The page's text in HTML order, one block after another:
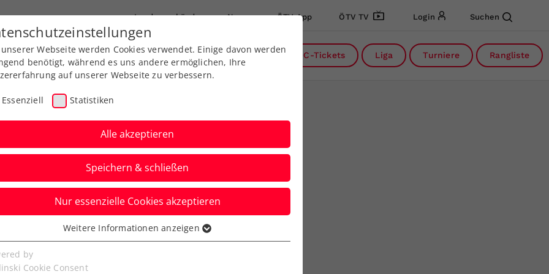
Landesverbände News ÖTV App ÖTV TV Login Suchen
Ausbildung Services Über uns DC-Tickets Liga Turniere Rangliste
Halbfinalmatch von
Webseite werden Cookies verwendet. Einige davon werden
benötigt, während es uns andere ermöglichen, Ihre
auf unserer Webseite zu verbessern.
Essenziell Statistiken
Alle akzeptieren
Speichern & schließen
Nur essenzielle Cookies akzeptieren
Cookies werden für grundlegende Funktionen der
benötigt. Dadurch ist gewährleistet, dass die Webseite
Weitere Informationen anzeigen
by
Cookie Consent